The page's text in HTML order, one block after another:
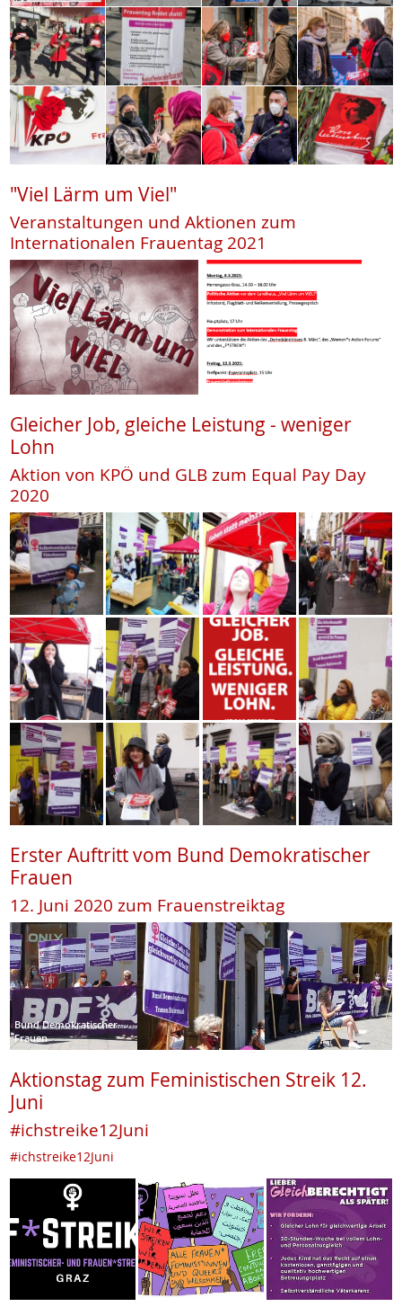
"Viel Lärm um Viel"
Veranstaltungen und Aktionen zum
Internationalen Frauentag 2021
Gleicher Job, gleiche Leistung - weniger
Lohn
Aktion von KPÖ und GLB zum Equal Pay Day
2020
Erster Auftritt vom Bund Demokratischer
Frauen
12. Juni 2020 zum Frauenstreiktag
Bund Demokratischer
Frauen
Aktionstag zum Feministischen Streik 12.
Juni
#ichstreike12Juni
#ichstreike12Juni